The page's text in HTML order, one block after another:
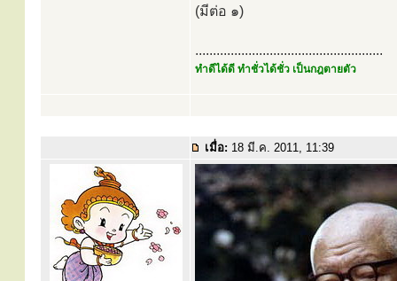
(มีต่อ ๑)
.....................................................
ทำดีได้ดี ทำชั่วได้ชั่ว เป็นกฎตายตัว
เมื่อ: 18 มี.ค. 2011, 11:39